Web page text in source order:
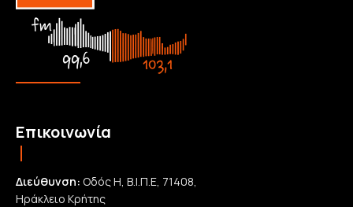
Επικοινωνία
Διεύθυνση: Οδός Η, Β.Ι.Π.Ε, 71408,
Ηράκλειο Κρήτης